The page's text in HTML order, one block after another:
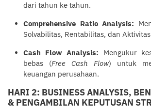
dari tahun ke tahun.
Comprehensive Ratio Analysis:
Solvabilitas, Rentabilitas, dan
Cash Flow Analysis: Mengukur
bebas (Free Cash Flow) untuk
keuangan perusahaan.
HARI 2: BUSINESS ANALYSIS,
& PENGAMBILAN KEPUTUSAN